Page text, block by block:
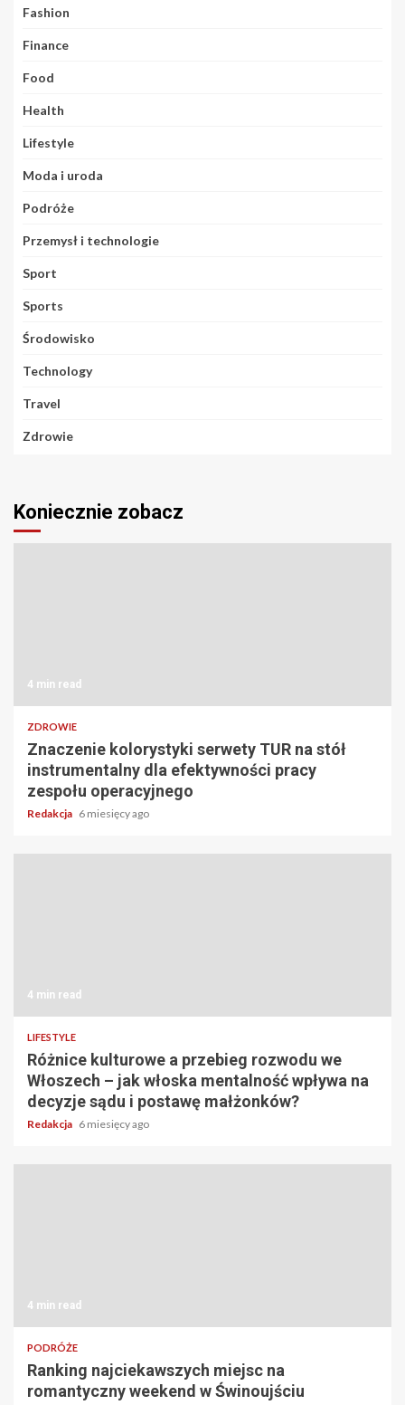
Fashion
Finance
Food
Health
Lifestyle
Moda i uroda
Podróże
Przemysł i technologie
Sport
Sports
Środowisko
Technology
Travel
Zdrowie
Koniecznie zobacz
4 min read
ZDROWIE
Znaczenie kolorystyki serwety TUR na stół
instrumentalny dla efektywności pracy
zespołu operacyjnego
Redakcja 6 miesięcy ago
4 min read
LIFESTYLE
Różnice kulturowe a przebieg rozwodu we
Włoszech – jak włoska mentalność wpływa na
decyzje sądu i postawę małżonków?
Redakcja 6 miesięcy ago
4 min read
PODRÓŻE
Ranking najciekawszych miejsc na
romantyczny weekend w Świnoujściu